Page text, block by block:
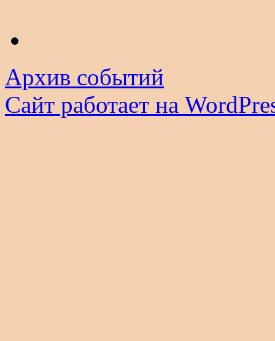
Архив событий
Сайт работает на